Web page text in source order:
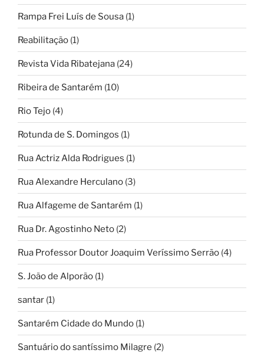
Rampa Frei Luís de Sousa (1)
Reabilitação (1)
Revista Vida Ribatejana (24)
Ribeira de Santarém (10)
Rio Tejo (4)
Rotunda de S. Domingos (1)
Rua Actriz Alda Rodrigues (1)
Rua Alexandre Herculano (3)
Rua Alfageme de Santarém (1)
Rua Dr. Agostinho Neto (2)
Rua Professor Doutor Joaquim Veríssimo Serrão (4)
S. João de Alporão (1)
santar (1)
Santarém Cidade do Mundo (1)
Santuário do santíssimo Milagre (2)